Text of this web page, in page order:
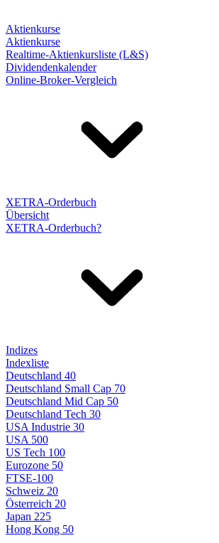
Aktienkurse
Aktienkurse
Realtime-Aktienkursliste (L&S)
Dividendenkalender
Online-Broker-Vergleich
XETRA-Orderbuch
Übersicht
XETRA-Orderbuch?
Indizes
Indexliste
Deutschland 40
Deutschland Small Cap 70
Deutschland Mid Cap 50
Deutschland Tech 30
USA Industrie 30
USA 500
US Tech 100
Eurozone 50
FTSE-100
Schweiz 20
Österreich 20
Japan 225
Hong Kong 50